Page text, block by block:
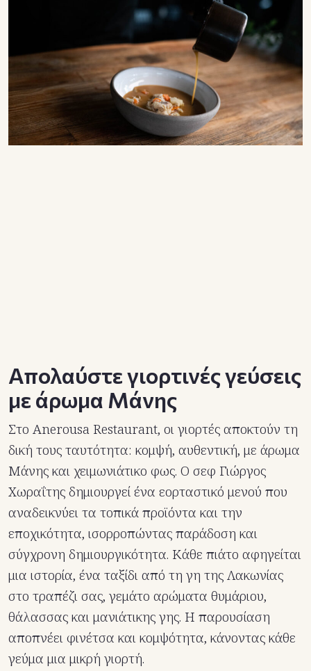
Απολαύστε γιορτινές γεύσεις
με άρωμα Μάνης
Στο Anerousa Restaurant, οι γιορτές αποκτούν τη
δική τους ταυτότητα: κομψή, αυθεντική, με άρωμα
Μάνης και χειμωνιάτικο φως. Ο σεφ Γιώργος
Χωραΐτης δημιουργεί ένα εορταστικό μενού που
αναδεικνύει τα τοπικά προϊόντα και την
εποχικότητα, ισορροπώντας παράδοση και
σύγχρονη δημιουργικότητα. Κάθε πιάτο αφηγείται
μια ιστορία, ένα ταξίδι από τη γη της Λακωνίας
στο τραπέζι σας, γεμάτο αρώματα θυμάριου,
θάλασσας και μανιάτικης γης. Η παρουσίαση
αποπνέει φινέτσα και κομψότητα, κάνοντας κάθε
γεύμα μια μικρή γιορτή.